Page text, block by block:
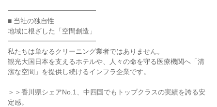
━━━━━━━━━━━━━
■ 当社の独自性
地域に根ざした「空間創造」
━━━━━━━━━━━━━
私たちは単なるクリーニング業者ではありません。
観光大国日本を支えるホテルや、人々の命を守る医療機関へ「清
潔な空間」を提供し続けるインフラ企業です。
＞＞香川県シェアNo.1、中四国でもトップクラスの実績を誇る安
定感。